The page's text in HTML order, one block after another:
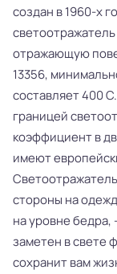
создан в 1960-х
отражающую
13356,
составляет 400
границей
коэффициент в
имеют
стороны на
на уровне
заметен в свете
сохранит вам